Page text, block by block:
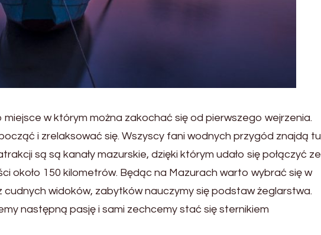
miejsce w którym można zakochać się od pierwszego wejrzenia.
i zrelaksować się. Wszyscy fani wodnych przygód znajdą tu
są są kanały mazurskie, dzięki którym udało się połączyć ze
około 150 kilometrów. Będąc na Mazurach warto wybrać się w
cudnych widoków, zabytków nauczymy się podstaw żeglarstwa.
następną pasję i sami zechcemy stać się sternikiem